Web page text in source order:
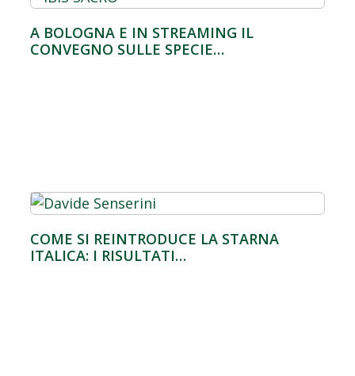
A BOLOGNA E IN STREAMING IL
CONVEGNO SULLE SPECIE…
COME SI REINTRODUCE LA STARNA
ITALICA: I RISULTATI…